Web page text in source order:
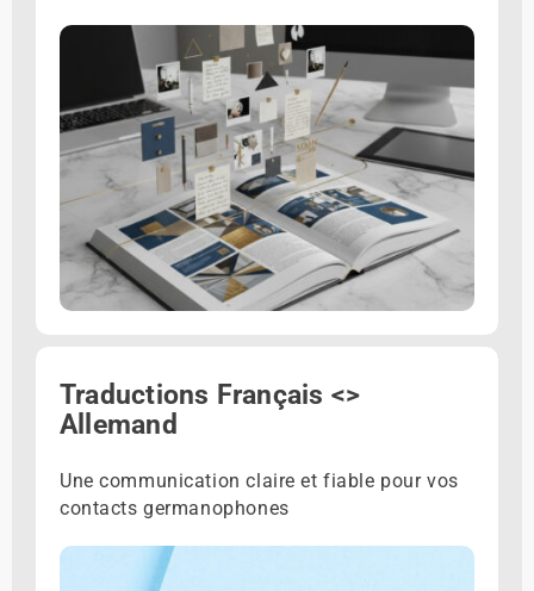
Traductions Français <>
Allemand
Une communication claire et fiable pour vos
contacts germanophones